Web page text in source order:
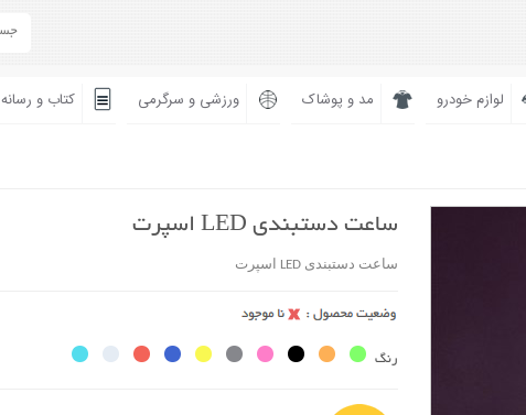
لوازم خودرو مد و پوشاک ورزشی و سرگرمی کتاب و رسانه
ساعت دستبندی LED اسپرت
ساعت دستبندی LED اسپرت
رنگ